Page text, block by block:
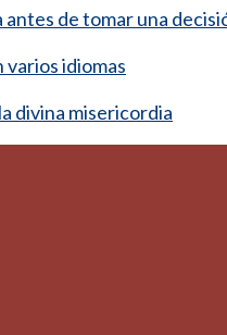
antes de tomar una
varios idiomas
divina misericordia